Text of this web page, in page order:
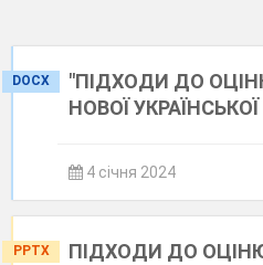
DOCX
"ПІДХОДИ ДО
НОВОЇ
4 січня 2024
PPTX
ПІДХОДИ ДО